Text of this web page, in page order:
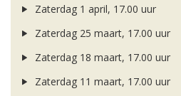
Zaterdag 1 april, 17.00 uur
Zaterdag 25 maart, 17.00 uur
Zaterdag 18 maart, 17.00 uur
Zaterdag 11 maart, 17.00 uur